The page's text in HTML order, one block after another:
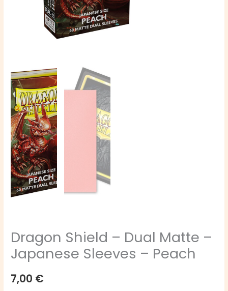
Dragon Shield – Dual Matte –
Japanese Sleeves – Peach
7,00 €